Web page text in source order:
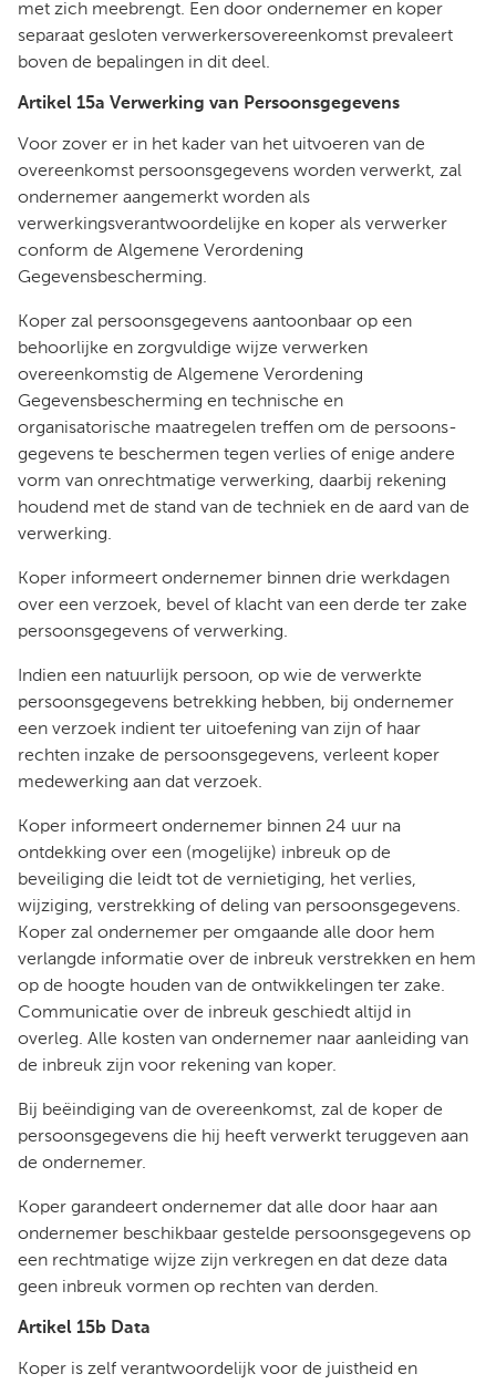
met zich meebrengt. Een door ondernemer en koper
separaat gesloten verwerkersovereenkomst prevaleert
boven de bepalingen in dit deel.
Artikel 15a Verwerking van Persoonsgegevens
Voor zover er in het kader van het uitvoeren van de
overeenkomst persoonsgegevens worden verwerkt, zal
ondernemer aangemerkt worden als
verwerkingsverantwoordelijke en koper als verwerker
conform de Algemene Verordening
Gegevensbescherming.
Koper zal persoonsgegevens aantoonbaar op een
behoorlijke en zorgvuldige wijze verwerken
overeenkomstig de Algemene Verordening
Gegevensbescherming en technische en
organisatorische maatregelen treffen om de persoons-
gegevens te beschermen tegen verlies of enige andere
vorm van onrechtmatige verwerking, daarbij rekening
houdend met de stand van de techniek en de aard van de
verwerking.
Koper informeert ondernemer binnen drie werkdagen
over een verzoek, bevel of klacht van een derde ter zake
persoonsgegevens of verwerking.
Indien een natuurlijk persoon, op wie de verwerkte
persoonsgegevens betrekking hebben, bij ondernemer
een verzoek indient ter uitoefening van zijn of haar
rechten inzake de persoonsgegevens, verleent koper
medewerking aan dat verzoek.
Koper informeert ondernemer binnen 24 uur na
ontdekking over een (mogelijke) inbreuk op de
beveiliging die leidt tot de vernietiging, het verlies,
wijziging, verstrekking of deling van persoonsgegevens.
Koper zal ondernemer per omgaande alle door hem
verlangde informatie over de inbreuk verstrekken en hem
op de hoogte houden van de ontwikkelingen ter zake.
Communicatie over de inbreuk geschiedt altijd in
overleg. Alle kosten van ondernemer naar aanleiding van
de inbreuk zijn voor rekening van koper.
Bij beëindiging van de overeenkomst, zal de koper de
persoonsgegevens die hij heeft verwerkt teruggeven aan
de ondernemer.
Koper garandeert ondernemer dat alle door haar aan
ondernemer beschikbaar gestelde persoonsgegevens op
een rechtmatige wijze zijn verkregen en dat deze data
geen inbreuk vormen op rechten van derden.
Artikel 15b Data
Koper is zelf verantwoordelijk voor de juistheid en